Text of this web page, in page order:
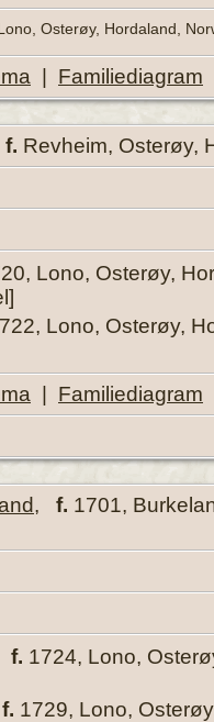
Osterøy, Hordaland,
| Familiediagram
f. Revheim, Osterøy,
Lono, Osterøy,
Lono, Osterøy,
| Familiediagram
, f. 1701,
f. 1724, Lono,
f. 1729, Lono,